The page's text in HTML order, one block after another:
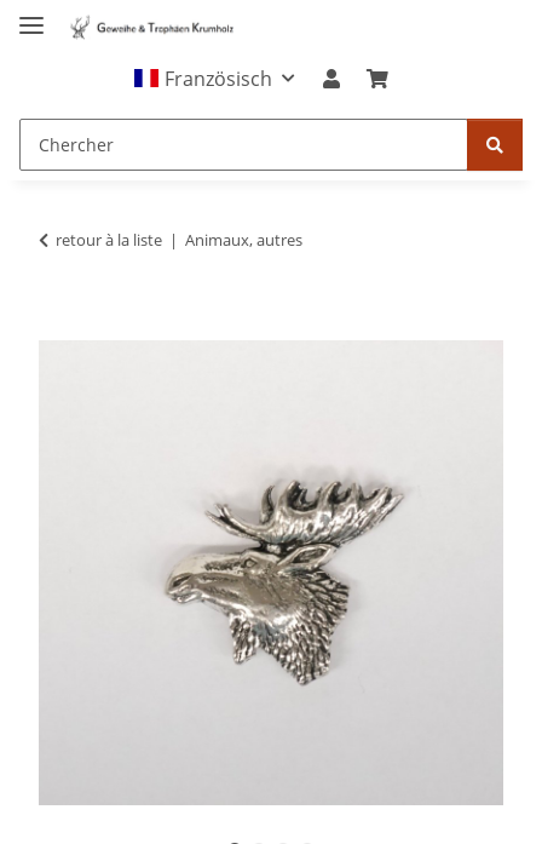
Französisch
retour à la liste Animaux, autres